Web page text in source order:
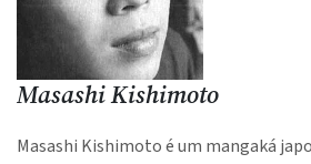
Masashi Kishimoto
Masashi Kishimoto é um mangaká